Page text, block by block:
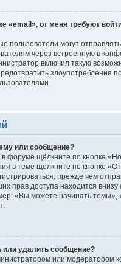
«email», от меня требуют
пользователи могут
через встроенную в
включил такую
злоупотребления
или сообщение?
форуме щёлкните по кнопке
в теме щёлкните по кнопке
прежде чем
прав доступа находится внизу
«Вы можете начинать темы»,
или удалить сообщение?
или модератором